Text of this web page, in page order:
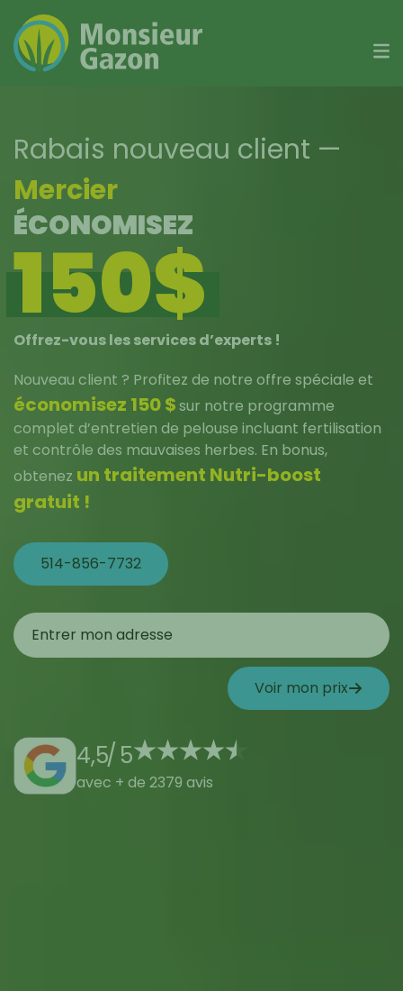
content
Rabais nouveau client —
Mercier
ÉCONOMISEZ
150$
Offrez-vous les services d’experts !
Nouveau client ? Profitez de notre offre spéciale et
économisez 150 $sur notre programme
complet d’entretien de pelouse incluant fertilisation
et contrôle des mauvaises herbes. En bonus,
obtenez un traitement Nutri-boost
gratuit !
514-856-7732
Voir mon prix
4,5/ 5
avec + de 2379 avis